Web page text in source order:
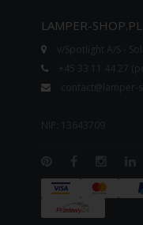
LAMPER-SHOP.PL